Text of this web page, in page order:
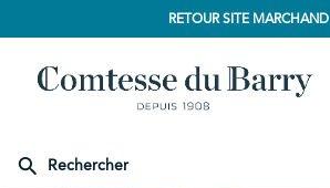
RETOUR SITE MARCHAND
Rechercher